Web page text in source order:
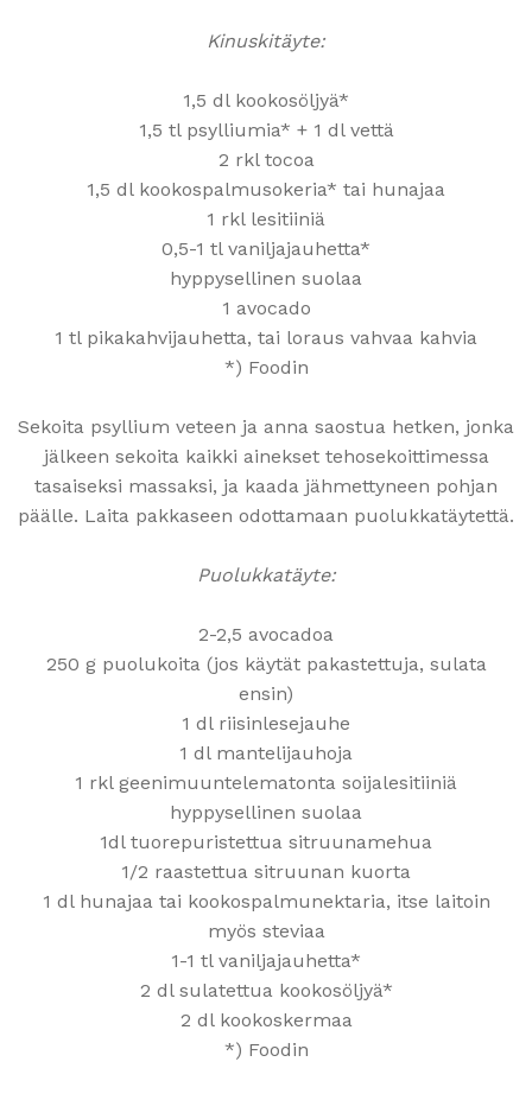
Kinuskitäyte:
1,5 dl kookosöljyä*
1,5 tl psylliumia* + 1 dl vettä
2 rkl tocoa
1,5 dl kookospalmusokeria* tai hunajaa
1 rkl lesitiiniä
0,5-1 tl vaniljajauhetta*
hyppysellinen suolaa
1 avocado
1 tl pikakahvijauhetta, tai loraus vahvaa kahvia
*) Foodin
Sekoita psyllium veteen ja anna saostua hetken, jonka
jälkeen sekoita kaikki ainekset tehosekoittimessa
tasaiseksi massaksi, ja kaada jähmettyneen pohjan
päälle. Laita pakkaseen odottamaan puolukkatäytettä.
Puolukkatäyte:
2-2,5 avocadoa
250 g puolukoita (jos käytät pakastettuja, sulata
ensin)
1 dl riisinlesejauhe
1 dl mantelijauhoja
1 rkl geenimuuntelematonta soijalesitiiniä
hyppysellinen suolaa
1dl tuorepuristettua sitruunamehua
1/2 raastettua sitruunan kuorta
1 dl hunajaa tai kookospalmunektaria, itse laitoin
myös steviaa
1-1 tl vaniljajauhetta*
2 dl sulatettua kookosöljyä*
2 dl kookoskermaa
*) Foodin